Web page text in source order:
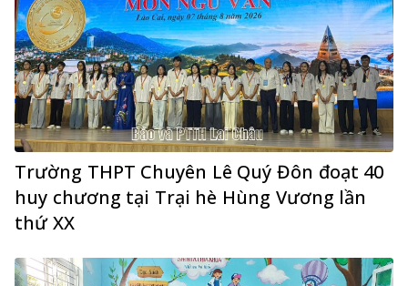
Trường THPT Chuyên Lê Quý Đôn đoạt 40
huy chương tại Trại hè Hùng Vương lần
thứ XX